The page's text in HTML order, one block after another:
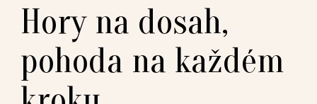
Hory na dosah,
pohoda na každém